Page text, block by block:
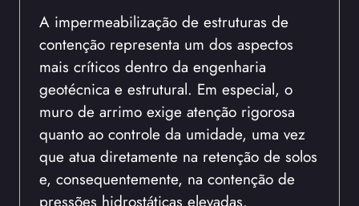
A impermeabilização de estruturas de
contenção representa um dos aspectos
mais críticos dentro da engenharia
geotécnica e estrutural. Em especial, o
muro de arrimo exige atenção rigorosa
quanto ao controle da umidade, uma vez
que atua diretamente na retenção de solos
e, consequentemente, na contenção de
pressões hidrostáticas elevadas.